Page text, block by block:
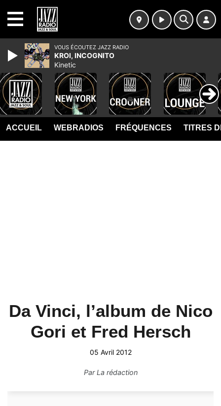
ACCUEIL WEBRADIOS FRÉQUENCES TITRES
Da Vinci, l’album de Nico
Gori et Fred Hersch
05 Avril 2012
ParLa rédaction
VOUS ÉCOUTEZ JAZZ RADIO
KROI, INCOGNITO
Kinetic